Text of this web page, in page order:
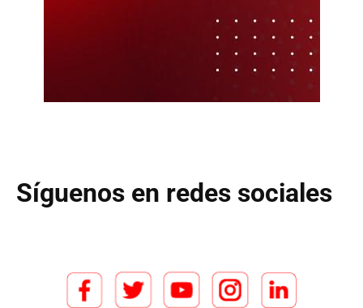
Síguenos en redes sociales